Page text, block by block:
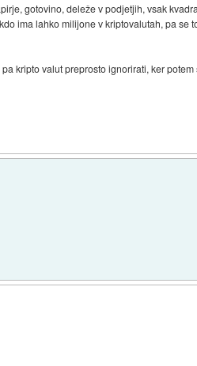
gotovino, deleže v podjetjih, vsak
ima lahko milijone v kriptovalutah, pa se
kripto valut preprosto ignorirati, ker